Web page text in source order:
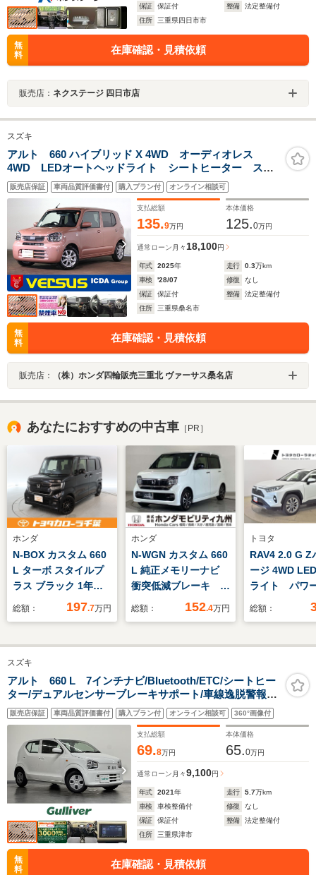
保証
保証付 整備
法定整備付
住所
三重県四日市市
無
料
在庫確認・見積依頼
販売店： ネクステージ 四日市店
スズキ
アルト 660 ハイブリッド X 4WD オーディオレス
4WD LEDオートヘッドライト シートヒーター スマ
ートキー デュアルカメラブレーキサポート 純正AW
スペアーキー CVT ABS SRS オートヘッドライ
ト オートハイビーム
販売店保証 車両品質評価書付 購入プラン付 オンライン相談可
支払総額
135.9万円
本体価格
125.0万円
通常ローン 月々 18,100円
年式 2025年 走行 0.3万km
車検
'28/07 修復
なし
保証
保証付 整備
法定整備付
住所
三重県桑名市
無
料
在庫確認・見積依頼
販売店： （株）ホンダ四輪販売三重北 ヴァーサス桑名店
あなたにおすすめの中古車 ［PR］
ホンダ
N-BOX カスタム 660
L ターボ スタイルプ
ラス ブラック 1年間
走行無制限保証 ペダ
警報機能 メモリナ
ビ フルセグTV バ
ックカメラ ETC ク
ルーズコントロール
電動スライドドア
LEDヘッドライト
DVD再生
総額： 197.7万円
ホンダ
N-WGN カスタム 660
L 純正メモリーナビ
衝突低減ブレーキ リ
アカメラ LEDヘッ
ホイール ETC
総額： 152.4万円
トヨタ
RAV4 2.0 G Z
ージ 4WD
ライト パワ
ト パワーバ
総額：
スズキ
アルト 660 L 7インチナビ/Bluetooth/ETC/シートヒー
ター/デュアルセンサーブレーキサポート/車線逸脱警報機
能/ハイビームアシスト/リアパーキングセンサー/電動格納
ドアミラー/パワーウインドウ/キーレス
販売店保証 車両品質評価書付 購入プラン付 オンライン相談可 360°画像付
支払総額
69.8万円
本体価格
65.0万円
通常ローン 月々9,100円
年式 2021年 走行 5.7万km
車検
車検整備付 修復
なし
保証
保証付 整備
法定整備付
住所
三重県津市
無
料
在庫確認・見積依頼